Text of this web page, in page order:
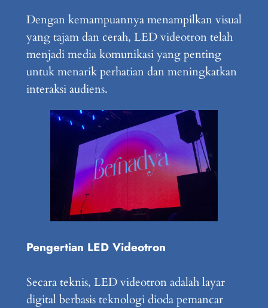
Dengan kemampuannya menampilkan visual
yang tajam dan cerah, LED videotron telah
menjadi media komunikasi yang penting
untuk menarik perhatian dan meningkatkan
interaksi audiens.
Pengertian LED Videotron
Secara teknis, LED videotron adalah layar
digital berbasis teknologi dioda pemancar